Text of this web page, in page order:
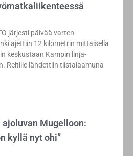
järjesti päivää varten
ajettiin 12 kilometrin mittaisella
keskustaan Kampin linja-
Reitille lähdettiin tiistaiaamuna
Mugelloon:
kyllä nyt ohi”